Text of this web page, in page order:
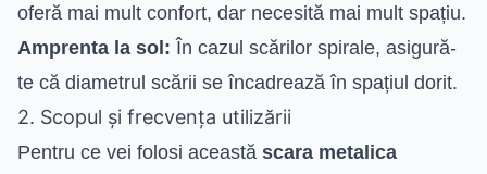
oferă mai mult confort, dar necesită mai mult spațiu.
Amprenta la sol: În cazul scărilor spirale, asigură-
te că diametrul scării se încadrează în spațiul dorit.
2. Scopul și frecvența utilizării
Pentru ce vei folosi această scara metalica